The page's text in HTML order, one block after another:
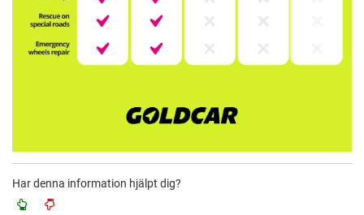
Har denna information hjälpt dig?